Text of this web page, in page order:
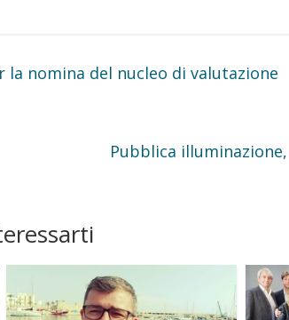
la nomina del nucleo di valutazione
Pubblica